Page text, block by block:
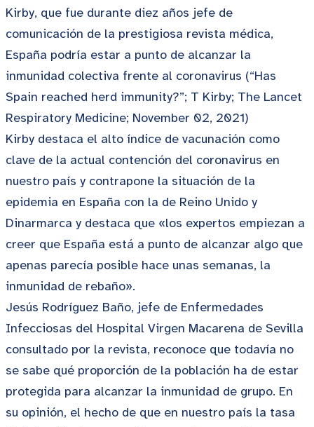
Kirby, que fue durante diez años jefe de
comunicación de la prestigiosa revista médica,
España podría estar a punto de alcanzar la
inmunidad colectiva frente al coronavirus (“Has
Spain reached herd immunity?”; T Kirby; The Lancet
Respiratory Medicine; November 02, 2021)
Kirby destaca el alto índice de vacunación como
clave de la actual contención del coronavirus en
nuestro país y contrapone la situación de la
epidemia en España con la de Reino Unido y
Dinarmarca y destaca que «los expertos empiezan a
creer que España está a punto de alcanzar algo que
apenas parecía posible hace unas semanas, la
inmunidad de rebaño».
Jesús Rodríguez Baño, jefe de Enfermedades
Infecciosas del Hospital Virgen Macarena de Sevilla
consultado por la revista, reconoce que todavía no
se sabe qué proporción de la población ha de estar
protegida para alcanzar la inmunidad de grupo. En
su opinión, el hecho de que en nuestro país la tasa